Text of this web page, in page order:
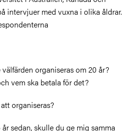
intervjuer med vuxna i olika åldrar.
organiseras om 20 år?
vem ska betala för det?
organiseras?
sedan, skulle du ge mig samma